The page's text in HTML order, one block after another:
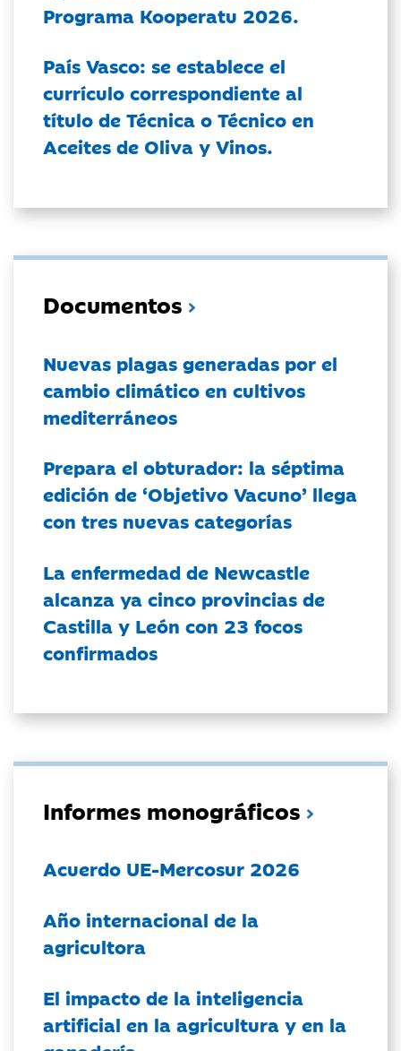
Programa Kooperatu 2026.
País Vasco: se establece el
currículo correspondiente al
título de Técnica o Técnico en
Aceites de Oliva y Vinos.
Documentos
Nuevas plagas generadas por el
cambio climático en cultivos
mediterráneos
Prepara el obturador: la séptima
edición de ‘Objetivo Vacuno’ llega
con tres nuevas categorías
La enfermedad de Newcastle
alcanza ya cinco provincias de
Castilla y León con 23 focos
confirmados
Informes monográficos
Acuerdo UE-Mercosur 2026
Año internacional de la
agricultora
El impacto de la inteligencia
artificial en la agricultura y en la